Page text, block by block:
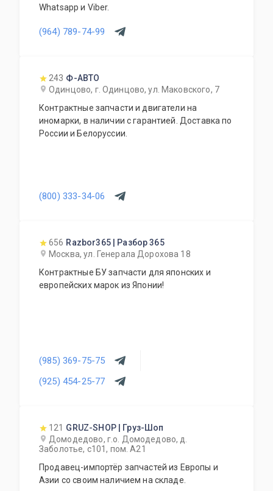
Whatsapp и Viber.
(964) 789-74-99
243 Ф-АВТО
Одинцово, г. Одинцово, ул. Маковского, 7
Контрактные запчасти и двигатели на
иномарки, в наличии с гарантией. Доставка по
России и Белоруссии.
(800) 333-34-06
656 Razbor365 | Разбор 365
Москва, ул. Генерала Дорохова 18
Контрактные БУ запчасти для японских и
европейских марок из Японии!
(985) 369-75-75
(925) 454-25-77
121 GRUZ-SHOP | Груз-Шоп
Домодедово, г.о. Домодедово, д.
Заболотье, с101, пом. А21
Продавец-импортёр запчастей из Европы и
Азии со своим наличием на складе.